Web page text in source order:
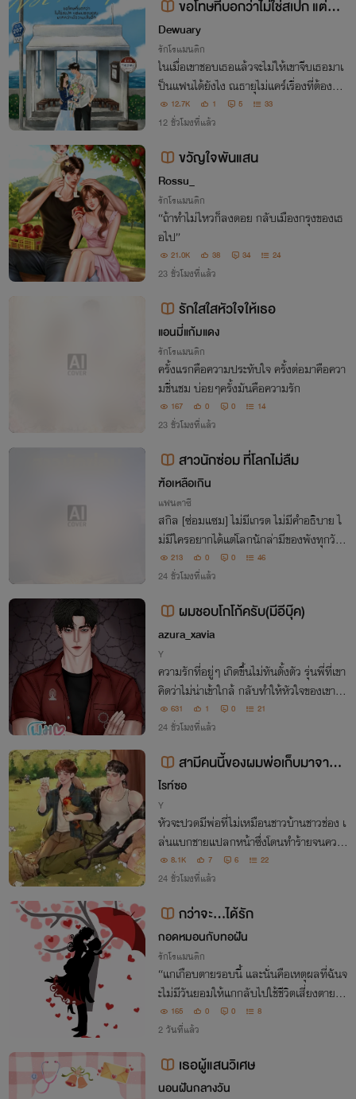
ขอโทษที่บอกว่าไม่ใช่สเปก แต่ผม
ชอบคุณมากกว่าเมื่อวานเสียอีก
Dewuary
รักโรแมนติก
ในเมื่อเขาชอบเธอแล้วจะไม่ให้เขาจีบเธอมาเ
ป็นแฟนได้ยังไง ณธายุไม่แคร์เรื่องที่ต้องจะก
ลืนน้ำลายตัวเอง ขอแค่แสงจันทร์รับรักใคร
สั่งให้เขาหอนเขาก็จะหอนเพื่อบอกรักเธอ
12.7K 1 5 33
12 ชั่วโมงที่แล้ว
ขวัญใจพันแสน
Rossu_
รักโรแมนติก
“ถ้าทำไม่ไหวก็ลงดอย กลับเมืองกรุงของเธ
อไป”
21.0K 38 34 24
23 ชั่วโมงที่แล้ว
รักใสใสหัวใจให้เธอ
แอนมี่แก้มแดง
รักโรแมนติก
ครั้งแรกคือความประทับใจ ครั้งต่อมาคือควา
มชื่นชม บ่อยๆครั้งมันคือความรัก
167 0 0 14
23 ชั่วโมงที่แล้ว
สาวนักซ่อม ที่โลกไม่ลืม
ฑ้อเหลือเกิน
แฟนตาซี
สกิล [ซ่อมแซม] ไม่มีเกรด ไม่มีคำอธิบาย ไ
ม่มีใครอยากได้แต่โลกนักล่ามีของพังทุกวันแ
ละเธอรู้ว่าต้องทำอะไร
213 0 0 46
24 ชั่วโมงที่แล้ว
ผมชอบโกโก้ครับ(มีอีบุ๊ค)
azura_xavia
Y
ความรักที่อยู่ๆ เกิดขึ้นไม่ทันตั้งตัว รุ่นพี่ที่เขา
คิดว่าไม่น่าเข้าใกล้ กลับทำให้หัวใจของเขาเต้
นแรงอย่างไม่มีสาเหตุ เขาจะต้องจีบรุ่นพี่คน
นี้ให้ได้....
631 1 0 21
24 ชั่วโมงที่แล้ว
สามีคนนี้ของผมพ่อเก็บมาจากป่
า
ไรท์ซอ
Y
หัวจะปวดมีพ่อที่ไม่เหมือนชาวบ้านชาวช่อง เ
ล่นแบกชายแปลกหน้าซึ่งโดนทำร้ายจนควา
มจำเสื่อมบนเขากลับบ้านพร้อมประโยคที่ชว
นให้ข้างขมับตอดตุบ "เปาโล! พ่อหาผัวให้เอ็ง
8.1K 7 6 22
24 ชั่วโมงที่แล้ว
กว่าจะ...ได้รัก
กอดหมอนกับทอฝัน
รักโรแมนติก
“แกเกือบตายรอบนี้ และนั่นคือเหตุผลที่ฉันจ
ะไม่มีวันยอมให้แกกลับไปใช้ชีวิตเสี่ยงตายแ
บบเดิมโดยไม่มีคนคอยฉุดรั้งแกไว้ " พ่อปรีช
าของเขาเดินมาหยุดตรงหน้า แววตาที่เคยดุจ
165 0 0 8
2 วันที่แล้ว
เธอผู้แสนวิเศษ
นอนฝันกลางวัน